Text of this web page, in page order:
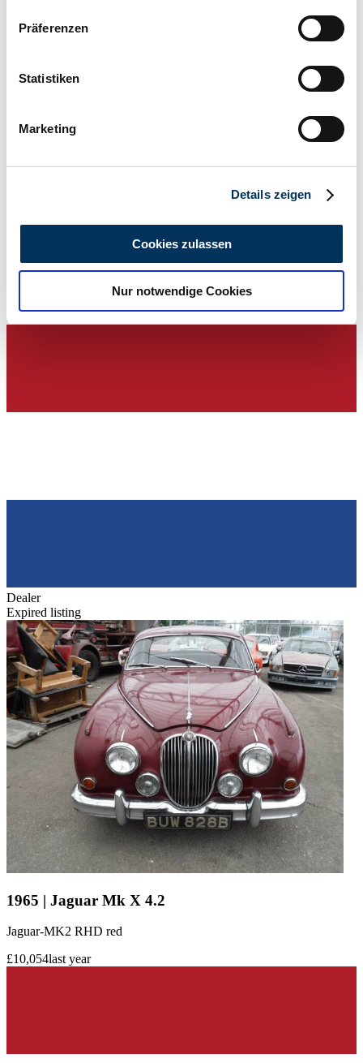
Informationen über Ihre geografische Lage
können
bestimmten Merkmalen (Fingerprinting) identifizieren
Erfahren Sie mehr darüber, wie Ihre persönlichen Daten
analysieren. Außerdem geben wir Informationen zu Ihrer
Verwendung unserer Website an unsere Partner für
soziale Medien, Werbung und Analysen weiter. Unsere
Präferenzen
Statistiken
Marketing
Details zeigen
Cookies zulassen
Nur notwendige Cookies
Power (kW/hp)
195 / 265
Dealer
Expired listing
1965 | Jaguar Mk X 4.2
Jaguar-MK2 RHD red
£10,054last year